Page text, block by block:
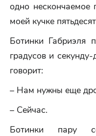
одно нескончаемое
моей кучке
Ботинки Габриэля
градусов и
говорит:
– Нам нужны еще
– Сейчас.
Ботинки пару